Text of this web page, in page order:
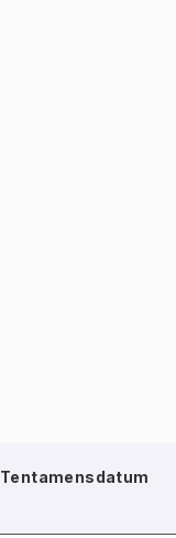
Tentamensdatum